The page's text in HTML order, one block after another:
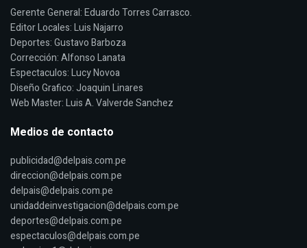
Gerente General: Eduardo Torres Carrasco.
Editor Locales: Luis Najarro
Deportes: Gustavo Barboza
Corrección: Alfonso Lanata
Espectaculos: Lucy Novoa
Diseño Grafico: Joaquin Linares
Web Master: Luis A. Valverde Sanchez
Medios de contacto
publicidad@delpais.com.pe
direccion@delpais.com.pe
delpais@delpais.com.pe
unidaddeinvestigacion@delpais.com.pe
deportes@delpais.com.pe
espectaculos@delpais.com.pe